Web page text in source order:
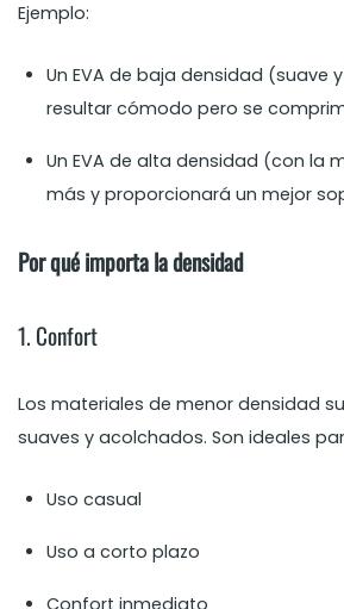
Ejemplo:
Un EVA de baja densidad (suave
resultar cómodo pero se
Un EVA de alta densidad (con la
más y proporcionará un mejor
Por qué importa la densidad
1. Confort
Los materiales de menor densidad
suaves y acolchados. Son ideales
Uso casual
Uso a corto plazo